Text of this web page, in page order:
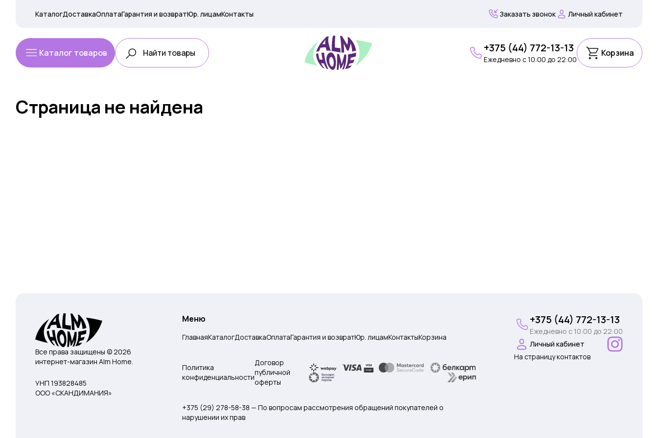
КаталогДоставкаОплатаГарантия и возвратЮр. лицамКонтакты Заказать звонок Личный кабинет
Каталог товаров +375 (44) 772-13-13
Ежедневно c 10:00 до 22:00
Корзина
Страница не найдена
Все права защищены © 2026
интернет-магазин Alm Home.
УНП 193828485
ООО «СКАНДИМАНИЯ»
Меню
ГлавнаяКаталогДоставкаОплатаГарантия и возвратЮр. лицамКонтактыКорзина
Политика
конфиденциальности
Договор
публичной
оферты
+375 (29) 278-58-38 — По вопросам рассмотрения обращений покупателей о
нарушении их прав
+375 (44) 772-13-13
Ежедневно c 10:00 до 22:00
Личный кабинет
На страницу контактов